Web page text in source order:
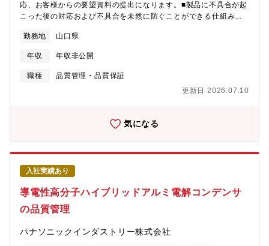
ざいます。①正社員いわゆる無期契約の採用です。ただし入社初
年度のみ年俸制を採用しております。ご提案の想定年収が業績や
す。ご経験や能力に応じた社内等級を想定し、一時金や各種手当
を含めた年俸をご案内します。2年目より社内規定に沿って等級を
なり、2年目以降も能力・職務・業務量等に応じた年俸の見直し・
提示を行います。③有機雇用年俸社員おおむね50歳以上の方を対
更新です。※年棒社員でご入社いただいた後、正社員へ待遇変更
を行う場合もあります。※いずれの雇用パターンでも初期契約期
間（3-6ヶ月）を設ける場合があります。
応、お客様からの要望資料の提出になります。■製品に不具合が起
こった後の対応および不具合を未然に防ぐことができる仕組みを
足度向上を推進していくことがこの仕事の大切な役割です。【具
体的な仕事内容】■クレーム対応は受付、履歴調査、現品解析、原
因特定、対策の実施、報告書作成の流れになります。■原因が当工
場にある場合は設計および工程設計からの見直しのリーダーとし
【配属部門】デバイスソリューション事業部 山口品質保証部
動運転化が進められており、自動車に搭載される電気回路に使用
されているアルミ電解コンデンサの需要も大きくなり、品質水準
も高まっています。自動車に搭載される部品（アルミ電解コンデ
ンサ）を設計開発・製造をしている工場として、品質を安定向上
させつつ増産目標を必達するという難しい局面を乗り越えること
が、私たち品質保証部のミッションです。【品質保証課のミッシ
ョン】■製品やサービスの品質を確保し、顧客満足を向上させるこ
とが品質保証課のミッションです。主な業務内容として、下記の
内容があります。①お客様品質対応（要望資料の提出/クレーム対
申請管理【募集背景】■自動車業界にて、電動化、更には自動運転
化が進められており、自動車に搭載される電気回路に使用されて
勤務地 山口県
年収 年収非公開
職種
品質管理・品質保証
更新日 2026.07.10
気になる
入社実績あり
導電性高分子ハイブリッドアルミ電解コンデンサ
の品質管理
パナソニックインダストリー株式会社